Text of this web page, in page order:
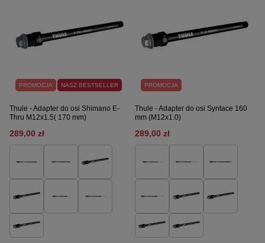
PROMOCJA NASZ BESTSELLER
Thule - Adapter do osi Shimano E-
Thru M12x1.5( 170 mm)
289,00 zł
PROMOCJA
Thule - Adapter do osi Syntace 160
mm (M12x1.0)
289,00 zł